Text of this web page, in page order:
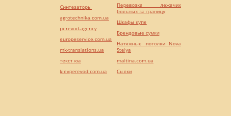
Синтезаторы
agrotechnika.com.ua
perevod.agency
europeservice.com.ua
mk-translations.ua
текст юа
kievperevod.com.ua
Перевозка лежачих
больных за границу
Шкафы купе
Брендовые сумки
Натяжные потолки Nova
Stelya
maltina.com.ua
Cылки